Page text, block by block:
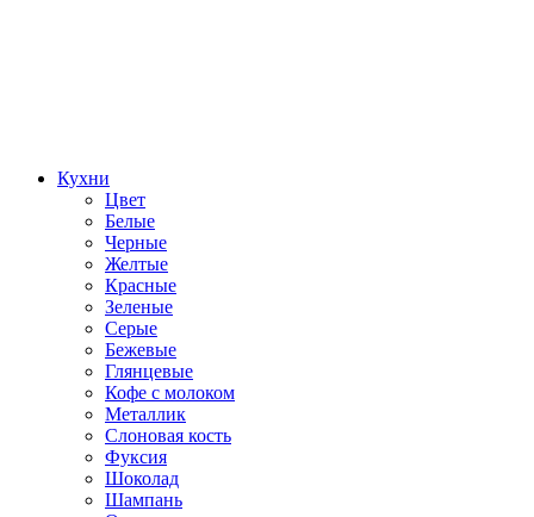
Кухни
Цвет
Белые
Черные
Желтые
Красные
Зеленые
Серые
Бежевые
Глянцевые
Кофе с молоком
Металлик
Слоновая кость
Фуксия
Шоколад
Шампань